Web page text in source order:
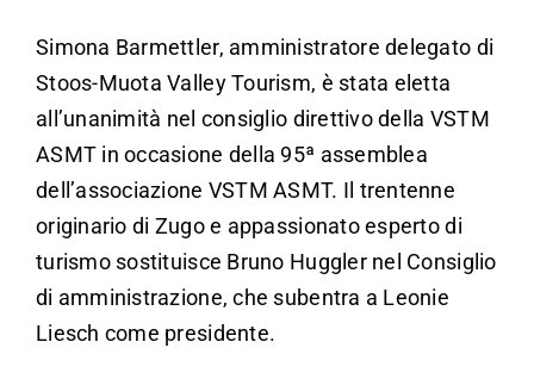
Simona Barmettler, amministratore delegato di
Stoos-Muota Valley Tourism, è stata eletta
all’unanimità nel consiglio direttivo della VSTM
ASMT in occasione della 95ª assemblea
dell’associazione VSTM ASMT. Il trentenne
originario di Zugo e appassionato esperto di
turismo sostituisce Bruno Huggler nel Consiglio
di amministrazione, che subentra a Leonie
Liesch come presidente.